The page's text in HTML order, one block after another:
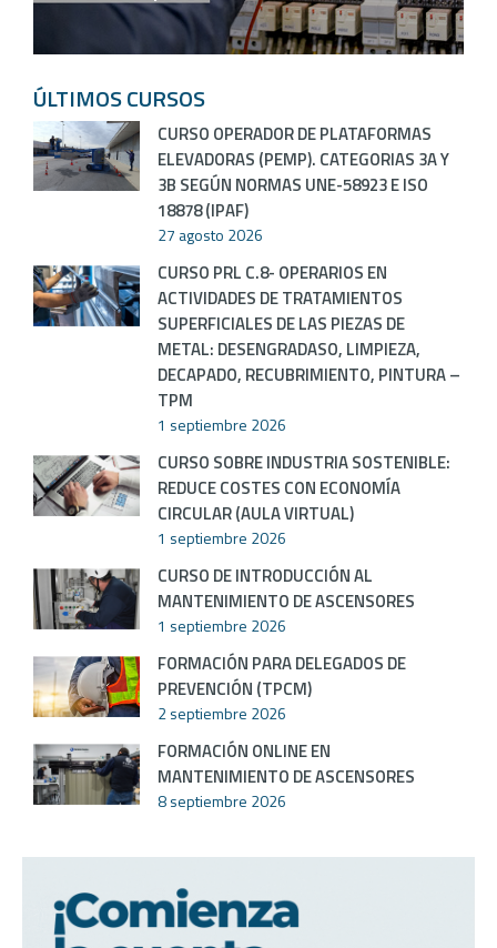
ÚLTIMOS CURSOS
CURSO OPERADOR DE PLATAFORMAS
ELEVADORAS (PEMP). CATEGORIAS 3A Y
3B SEGÚN NORMAS UNE-58923 E ISO
18878 (IPAF)
27 agosto 2026
CURSO PRL C.8- OPERARIOS EN
ACTIVIDADES DE TRATAMIENTOS
SUPERFICIALES DE LAS PIEZAS DE
METAL: DESENGRADASO, LIMPIEZA,
DECAPADO, RECUBRIMIENTO, PINTURA –
TPM
1 septiembre 2026
CURSO SOBRE INDUSTRIA SOSTENIBLE:
REDUCE COSTES CON ECONOMÍA
CIRCULAR (AULA VIRTUAL)
1 septiembre 2026
CURSO DE INTRODUCCIÓN AL
MANTENIMIENTO DE ASCENSORES
1 septiembre 2026
FORMACIÓN PARA DELEGADOS DE
PREVENCIÓN (TPCM)
2 septiembre 2026
FORMACIÓN ONLINE EN
MANTENIMIENTO DE ASCENSORES
8 septiembre 2026